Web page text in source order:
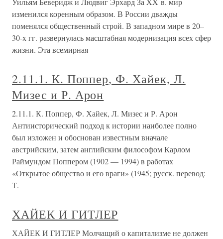
изменился коренным образом. В России дважды
поменялся общественный строй. В западном мире в 20–
30-x гг. развернулась масштабная модернизация всех сфер
жизни. Эта всемирная
2.11.1. К. Поппер, Ф. Хайек, Л.
Мизес и Р. Арон
2.11.1. К. Поппер, Ф. Хайек, Л. Мизес и Р. Арон
Антиисторический подход к истории наиболее полно
был изложен и обоснован известным вначале
австрийским, затем английским философом Карлом
Раймундом Поппером (1902 — 1994) в работах
«Открытое общество и его враги» (1945; русск. перевод:
Т.
ХАЙЕК И ГИТЛЕР
ХАЙЕК И ГИТЛЕР Молчащий о капитализме не должен